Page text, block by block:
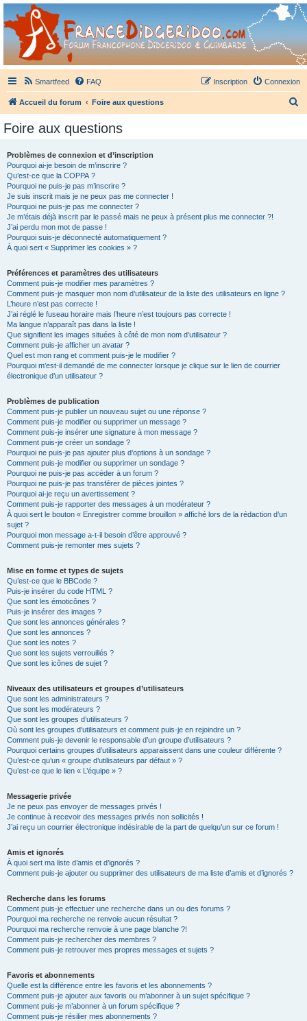
France Didgeridoo
Didgeridoo et Guimbarde sur France Didgeridoo - retrouvez la communauté.
Smartfeed FAQ Connexion
Inscription
Accueil du forum Foire aux questions
Foire aux questions
Problèmes de connexion et d’inscription
Pourquoi ai-je besoin de m’inscrire ?
Qu’est-ce que la COPPA ?
Pourquoi ne puis-je pas m’inscrire ?
Je suis inscrit mais je ne peux pas me connecter !
Pourquoi ne puis-je pas me connecter ?
Je m’étais déjà inscrit par le passé mais ne peux à présent plus me connecter ?!
J’ai perdu mon mot de passe !
Pourquoi suis-je déconnecté automatiquement ?
À quoi sert « Supprimer les cookies » ?
Préférences et paramètres des utilisateurs
Comment puis-je modifier mes paramètres ?
Comment puis-je masquer mon nom d’utilisateur de la liste des utilisateurs en ligne ?
L’heure n’est pas correcte !
J’ai réglé le fuseau horaire mais l’heure n’est toujours pas correcte !
Ma langue n’apparaît pas dans la liste !
Que signifient les images situées à côté de mon nom d’utilisateur ?
Comment puis-je afficher un avatar ?
Quel est mon rang et comment puis-je le modifier ?
Pourquoi m’est-il demandé de me connecter lorsque je clique sur le lien de courrier
électronique d’un utilisateur ?
Problèmes de publication
Comment puis-je publier un nouveau sujet ou une réponse ?
Comment puis-je modifier ou supprimer un message ?
Comment puis-je insérer une signature à mon message ?
Comment puis-je créer un sondage ?
Pourquoi ne puis-je pas ajouter plus d’options à un sondage ?
Comment puis-je modifier ou supprimer un sondage ?
Pourquoi ne puis-je pas accéder à un forum ?
Pourquoi ne puis-je pas transférer de pièces jointes ?
Pourquoi ai-je reçu un avertissement ?
Comment puis-je rapporter des messages à un modérateur ?
À quoi sert le bouton « Enregistrer comme brouillon » affiché lors de la rédaction d’un
sujet ?
Pourquoi mon message a-t-il besoin d’être approuvé ?
Comment puis-je remonter mes sujets ?
Mise en forme et types de sujets
Qu’est-ce que le BBCode ?
Puis-je insérer du code HTML ?
Que sont les émoticônes ?
Puis-je insérer des images ?
Que sont les annonces générales ?
Que sont les annonces ?
Que sont les notes ?
Que sont les sujets verrouillés ?
Que sont les icônes de sujet ?
Niveaux des utilisateurs et groupes d’utilisateurs
Que sont les administrateurs ?
Que sont les modérateurs ?
Que sont les groupes d’utilisateurs ?
Où sont les groupes d’utilisateurs et comment puis-je en rejoindre un ?
Comment puis-je devenir le responsable d’un groupe d’utilisateurs ?
Pourquoi certains groupes d’utilisateurs apparaissent dans une couleur différente ?
Qu’est-ce qu’un « groupe d’utilisateurs par défaut » ?
Qu’est-ce que le lien « L’équipe » ?
Messagerie privée
Je ne peux pas envoyer de messages privés !
Je continue à recevoir des messages privés non sollicités !
J’ai reçu un courrier électronique indésirable de la part de quelqu’un sur ce forum !
Amis et ignorés
À quoi sert ma liste d’amis et d’ignorés ?
Comment puis-je ajouter ou supprimer des utilisateurs de ma liste d’amis et d’ignorés ?
Recherche dans les forums
Comment puis-je effectuer une recherche dans un ou des forums ?
Pourquoi ma recherche ne renvoie aucun résultat ?
Pourquoi ma recherche renvoie à une page blanche ?!
Comment puis-je rechercher des membres ?
Comment puis-je retrouver mes propres messages et sujets ?
Favoris et abonnements
Quelle est la différence entre les favoris et les abonnements ?
Comment puis-je ajouter aux favoris ou m’abonner à un sujet spécifique ?
Comment puis-je m’abonner à un forum spécifique ?
Comment puis-je résilier mes abonnements ?